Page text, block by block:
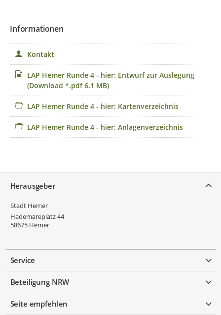
Informationen
Kontakt
LAP Hemer Runde 4 - hier: Entwurf zur Auslegung
(Download *.pdf 6.1 MB)
LAP Hemer Runde 4 - hier: Kartenverzeichnis
LAP Hemer Runde 4 - hier: Anlagenverzeichnis
Herausgeber
Stadt Hemer
Hademareplatz 44
58675 Hemer
Service
Beteiligung NRW
Seite empfehlen